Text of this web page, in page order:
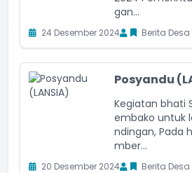
gan...
24 Desember 2024 Berita Desa
Posyandu
Kegiatan bhati
embako untuk
ndingan, Pada
mber...
20 Desember 2024 Berita Desa